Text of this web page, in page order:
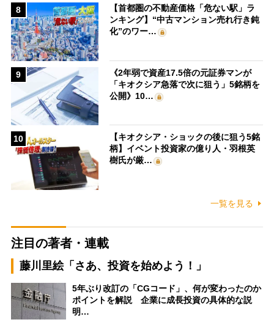
8
【首都圏の不動産価格「危ない駅」ラ
ンキング】“中古マンション売れ行き鈍
化”のワー…
9
《2年弱で資産17.5倍の元証券マンが
「キオクシア急落で次に狙う」5銘柄を
公開》10…
10
【キオクシア・ショックの後に狙う5銘
柄】イベント投資家の億り人・羽根英
樹氏が厳…
一覧を見る
注目の著者・連載
藤川里絵「さあ、投資を始めよう！」
5年ぶり改訂の「CGコード」、何が変わったのか
ポイントを解説 企業に成長投資の具体的な説
明…